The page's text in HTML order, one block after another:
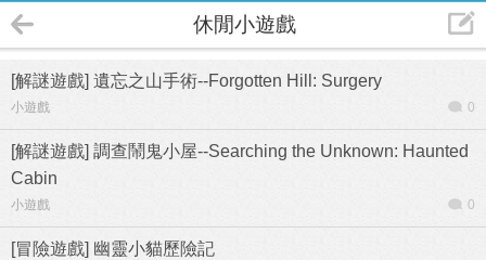
休閒小遊戲
[解謎遊戲] 遺忘之山手術--Forgotten Hill: Surgery
小遊戲 0
[解謎遊戲] 調查鬧鬼小屋--Searching the Unknown: Haunted
Cabin
小遊戲 0
[冒險遊戲] 幽靈小貓歷險記